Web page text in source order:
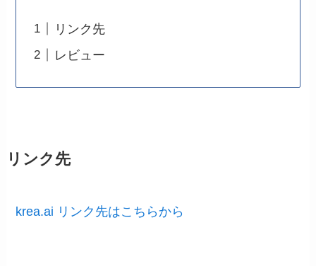
リンク先
レビュー
リンク先
krea.ai リンク先はこちらから